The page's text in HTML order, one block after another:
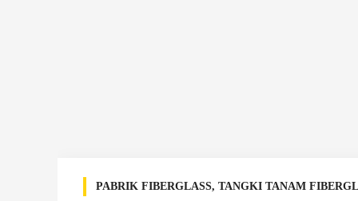
PABRIK FIBERGLASS, TANGKI TANAM